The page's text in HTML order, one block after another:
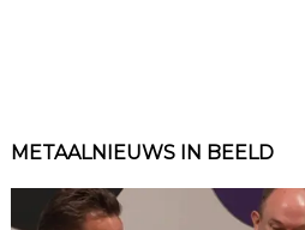
METAALNIEUWS IN BEELD